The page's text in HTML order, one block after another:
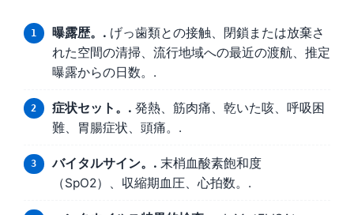
曝露歴。. げっ歯類との接触、閉鎖または放棄さ
れた空間の清掃、流行地域への最近の渡航、推定
曝露からの日数。.
症状セット。. 発熱、筋肉痛、乾いた咳、呼吸困
難、胃腸症状、頭痛。.
バイタルサイン。. 末梢血酸素飽和度
（SpO2）、収縮期血圧、心拍数。.